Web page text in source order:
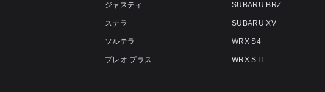
ジャスティ
ステラ
ソルテラ
プレオ プラス
SUBARU BRZ
SUBARU XV
WRX S4
WRX STI